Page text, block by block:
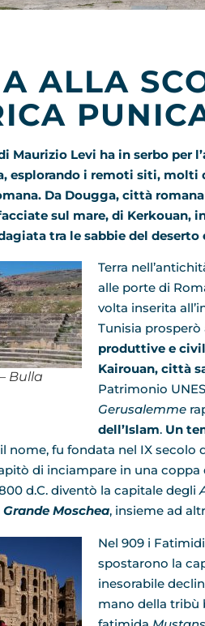
ALLA
Maurizio Levi ha in serbo per
esplorando i remoti siti, molti
Da Dougga, città
sul mare, di Kerkouan,
tra le sabbie del
Bulla
Terra
alle porte di
volta inserita
Tunisia
produttive e
Kairouan, città
Patrimonio
Gerusalemme
dell’Islam. Un
fu fondata nel IX secolo
di inciampare in una coppa
d.C. diventò la capitale degli
Grande Moschea, insieme ad
Nel 909 i
spostarono la
inesorabile
mano della tribù